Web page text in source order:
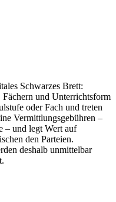
Schwarzes Brett:
und Unterrichtsform
oder Fach und treten
Vermittlungsgebühren –
– und legt Wert auf
den Parteien.
deshalb unmittelbar